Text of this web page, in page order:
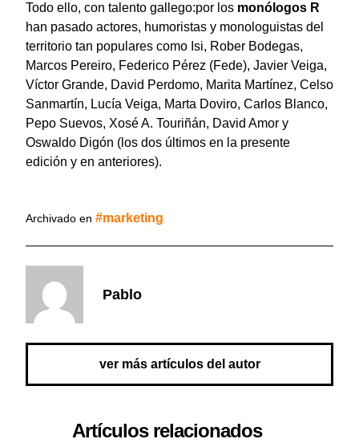
Todo ello, con talento gallego:por los monólogos R
han pasado actores, humoristas y monologuistas del
territorio tan populares como Isi, Rober Bodegas,
Marcos Pereiro, Federico Pérez (Fede), Javier Veiga,
Víctor Grande, David Perdomo, Marita Martínez, Celso
Sanmartín, Lucía Veiga, Marta Doviro, Carlos Blanco,
Pepo Suevos, Xosé A. Touriñán, David Amor y
Oswaldo Digón (los dos últimos en la presente
edición y en anteriores).
Archivado en marketing
Pablo
ver más artículos del autor
Artículos relacionados